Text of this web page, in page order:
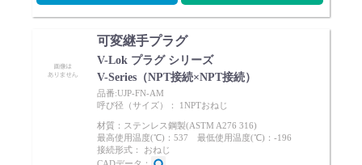
可変継手プラグ
V-Lok プラグ シリーズ
V-Series（NPT接続×NPT接続）
品番:UJP-FN-AM
呼び径（サイズ）： 1NPTおねじ
材質：ステンレス鋼製(ASTM A276 316)
最高使用温度(℃)：537 最低使用温度(℃)：-196
接続形式： おねじ
CADデータ：